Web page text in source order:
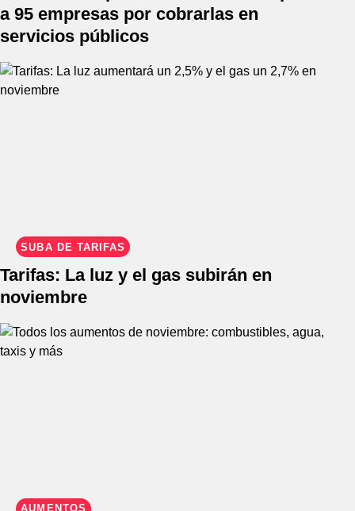
a 95 empresas por cobrarlas en
servicios públicos
SUBA DE TARIFAS
Tarifas: La luz y el gas subirán en
noviembre
AUMENTOS